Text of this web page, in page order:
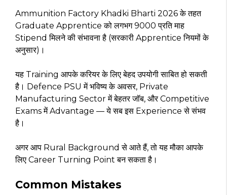
Ammunition Factory Khadki Bharti 2026 के तहत
Graduate Apprentice को लगभग ₹9000 प्रति माह
Stipend मिलने की संभावना है (सरकारी Apprentice नियमों के
अनुसार)।
यह Training आपके करियर के लिए बेहद उपयोगी साबित हो सकती
है। Defence PSU में भविष्य के अवसर, Private
Manufacturing Sector में बेहतर जॉब, और Competitive
Exams में Advantage — ये सब इस Experience से संभव
है।
अगर आप Rural Background से आते हैं, तो यह मौका आपके
लिए Career Turning Point बन सकता है।
Common Mistakes